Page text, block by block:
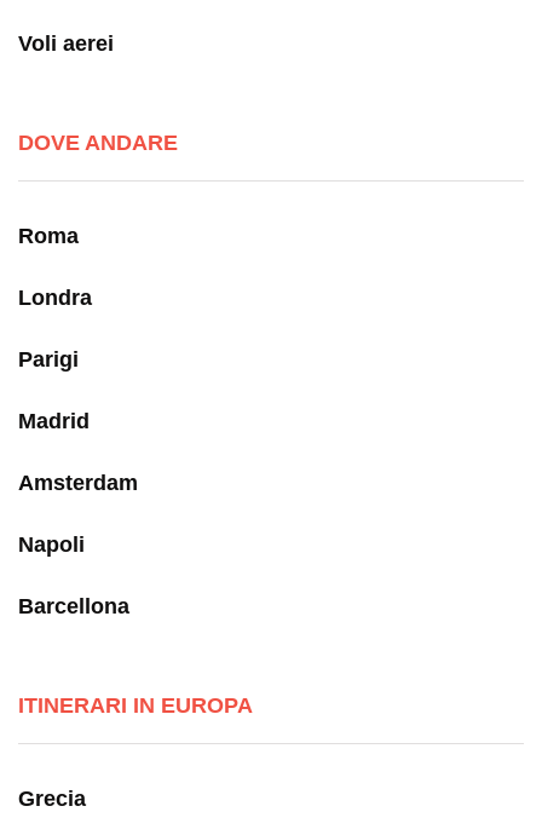
Voli aerei
DOVE ANDARE
Roma
Londra
Parigi
Madrid
Amsterdam
Napoli
Barcellona
ITINERARI IN EUROPA
Grecia